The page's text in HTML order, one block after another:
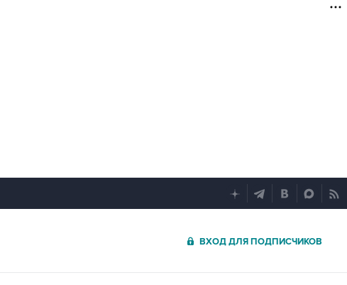
ВХОД ДЛЯ ПОДПИСЧИКОВ